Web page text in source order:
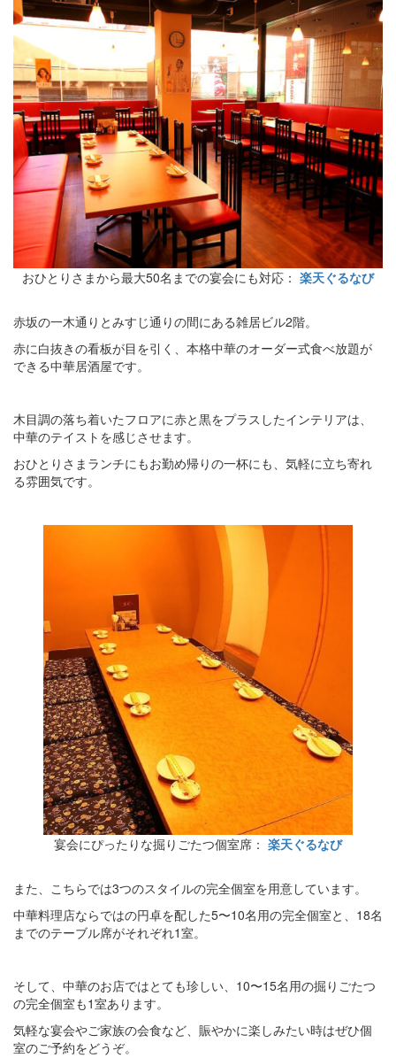
おひとりさまから最大50名までの宴会にも対応： 楽天ぐるなび
赤坂の一木通りとみすじ通りの間にある雑居ビル2階。
赤に白抜きの看板が目を引く、本格中華のオーダー式食べ放題が
できる中華居酒屋です。
木目調の落ち着いたフロアに赤と黒をプラスしたインテリアは、
中華のテイストを感じさせます。
おひとりさまランチにもお勤め帰りの一杯にも、気軽に立ち寄れ
る雰囲気です。
宴会にぴったりな掘りごたつ個室席： 楽天ぐるなび
また、こちらでは3つのスタイルの完全個室を用意しています。
中華料理店ならではの円卓を配した5〜10名用の完全個室と、18名
までのテーブル席がそれぞれ1室。
そして、中華のお店ではとても珍しい、10〜15名用の掘りごたつ
の完全個室も1室あります。
気軽な宴会やご家族の会食など、賑やかに楽しみたい時はぜひ個
室のご予約をどうぞ。